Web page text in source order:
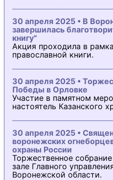
30 апреля 2025 • В
завершилась
книгу"
Акция проходила в
православной книги.
30 апреля 2025 •
Победы в Орловке
Участие в памятном
настоятель Казанского
30 апреля 2025 •
воронежских
охраны России
Торжественное
зале Главного
Воронежской области.